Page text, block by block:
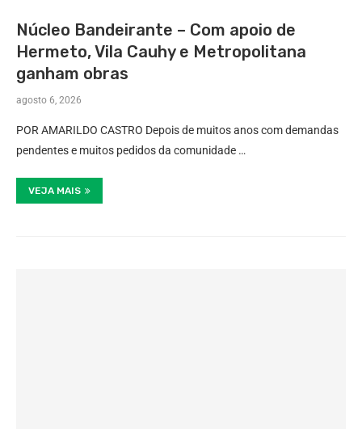
Núcleo Bandeirante – Com apoio de
Hermeto, Vila Cauhy e Metropolitana
ganham obras
agosto 6, 2026
POR AMARILDO CASTRO Depois de muitos anos com demandas
pendentes e muitos pedidos da comunidade …
VEJA MAIS